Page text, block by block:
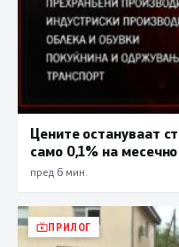
Цените остануваат
само 0,1% на
пред 6 мин.
ПРИЛОГ